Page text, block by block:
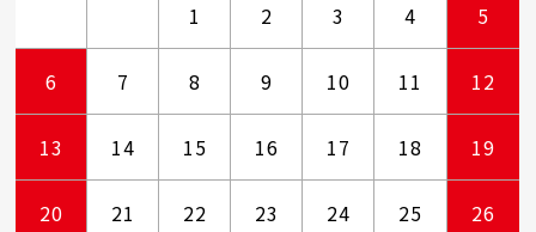
1 2 3 4 5
6 7 8 9 10 11 12
13 14 15 16 17 18 19
20 21 22 23 24 25 26